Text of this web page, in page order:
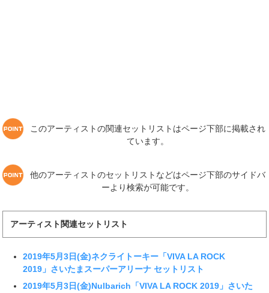
このアーティストの関連セットリストはページ下部に掲載され
ています。
他のアーティストのセットリストなどはページ下部のサイドバ
ーより検索が可能です。
アーティスト関連セットリスト
2019年5月3日(金)ネクライトーキー「VIVA LA ROCK
2019」さいたまスーパーアリーナ セットリスト
2019年5月3日(金)Nulbarich「VIVA LA ROCK 2019」さいた